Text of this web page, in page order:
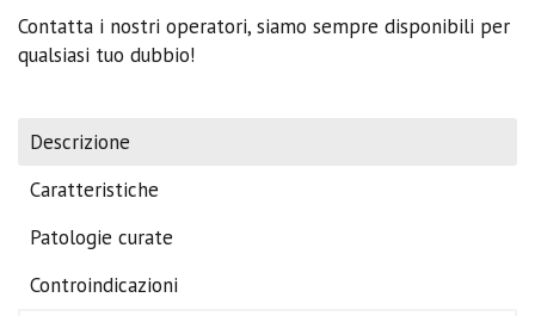
Contatta i nostri operatori, siamo sempre disponibili per
qualsiasi tuo dubbio!
Descrizione
Caratteristiche
Patologie curate
Controindicazioni